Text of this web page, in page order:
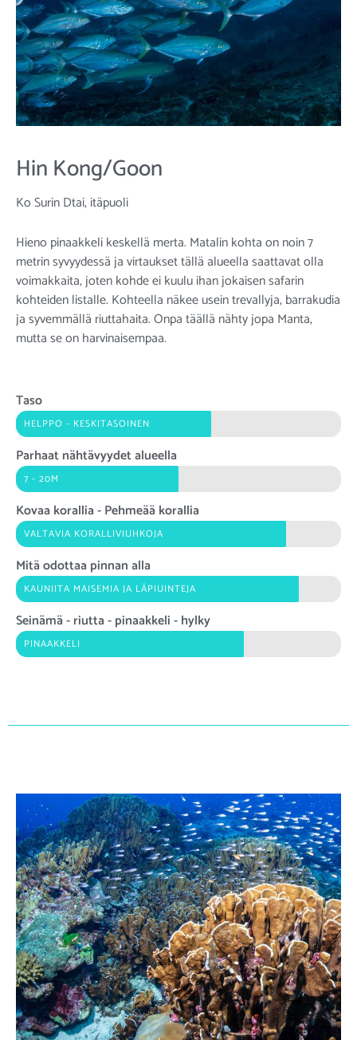
Hin Kong/Goon
Ko Surin Dtai, itäpuoli
Hieno pinaakkeli keskellä merta. Matalin kohta on noin 7
metrin syvyydessä ja virtaukset tällä alueella saattavat olla
voimakkaita, joten kohde ei kuulu ihan jokaisen safarin
kohteiden listalle. Kohteella näkee usein trevallyja, barrakudia
ja syvemmällä riuttahaita. Onpa täällä nähty jopa Manta,
mutta se on harvinaisempaa.
Taso
HELPPO - KESKITASOINEN
Parhaat nähtävyydet alueella
7 - 20M
Kovaa korallia - Pehmeää korallia
VALTAVIA KORALLIVIUHKOJA
Mitä odottaa pinnan alla
KAUNIITA MAISEMIA JA LÄPIUINTEJA
Seinämä - riutta - pinaakkeli - hylky
PINAAKKELI